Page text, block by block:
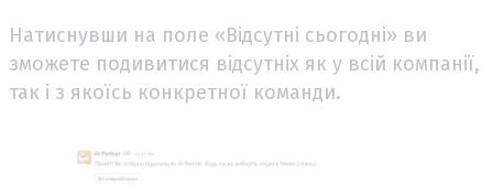
Натиснувши на поле «Відсутні сьогодні» ви
зможете подивитися відсутніх як у всій компанії,
так і з якоїсь конкретної команди.